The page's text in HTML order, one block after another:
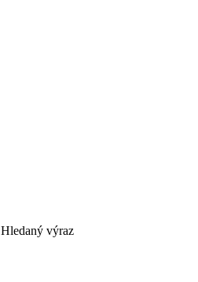
Hledaný výraz